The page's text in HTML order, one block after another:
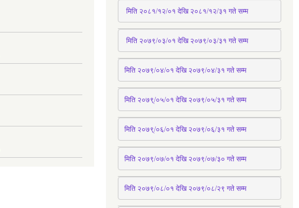
मिति २०८१/१२/०१ देखि २०८१/१२/३१ गते सम्म
मिति २०७९/०३/०१ देखि २०७९/०३/३१ गते सम्म
मिति २०७९/०४/०१ देखि २०७९/०४/३१ गते सम्म
मिति २०७९्/०५/०१ देखि २०७९/०५/३१ गते सम्म
मिति २०७९्/०६/०१ देखि २०७९/०६/३१ गते सम्म
मिति २०७९/०७/०१ देखि २०७९/०७/३० गते सम्म
मिति २०७९/०८/०१ देखि २०७९/०८/२९ गते सम्म